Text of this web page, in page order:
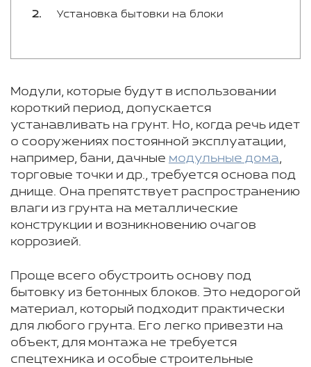
Установка бытовки на блоки
Модули, которые будут в использовании
короткий период, допускается
устанавливать на грунт. Но, когда речь идет
о сооружениях постоянной эксплуатации,
например, бани, дачные модульные дома,
торговые точки и др., требуется основа под
днище. Она препятствует распространению
влаги из грунта на металлические
конструкции и возникновению очагов
коррозией.
Проще всего обустроить основу под
бытовку из бетонных блоков. Это недорогой
материал, который подходит практически
для любого грунта. Его легко привезти на
объект, для монтажа не требуется
спецтехника и особые строительные